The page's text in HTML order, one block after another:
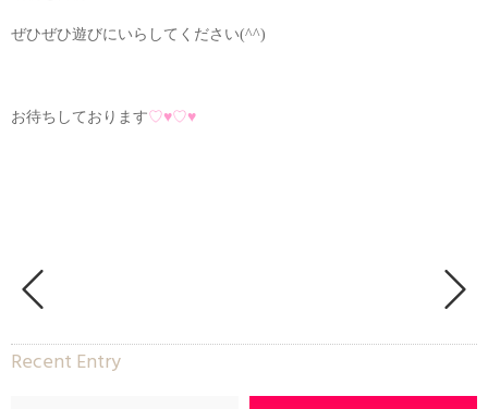
ぜひぜひ遊びにいらしてください(^^)
お待ちしております♡♥♡♥
Recent Entry